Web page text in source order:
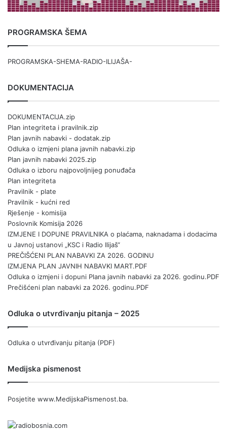
PROGRAMSKA ŠEMA
PROGRAMSKA-SHEMA-RADIO-ILIJAŠA-
DOKUMENTACIJA
DOKUMENTACIJA.zip
Plan integriteta i pravilnik.zip
Plan javnih nabavki - dodatak.zip
Odluka o izmjeni plana javnih nabavki.zip
Plan javnih nabavki 2025.zip
Odluka o izboru najpovoljnijeg ponuđača
Plan integriteta
Pravilnik - plate
Pravilnik - kućni red
Rješenje - komisija
Poslovnik Komisija 2026
IZMJENE I DOPUNE PRAVILNIKA o plaćama, naknadama i dodacima
u Javnoj ustanovi „KSC i Radio Ilijaš“
PREČIŠĆENI PLAN NABAVKI ZA 2026. GODINU
IZMJENA PLAN JAVNIH NABAVKI MART.PDF
Odluka o izmjeni i dopuni Plana javnih nabavki za 2026. godinu.PDF
Prečišćeni plan nabavki za 2026. godinu.PDF
Odluka o utvrđivanju pitanja – 2025
Odluka o utvrđivanju pitanja (PDF)
Medijska pismenost
Posjetite www.MedijskaPismenost.ba.